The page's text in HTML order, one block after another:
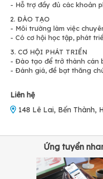
- Hỗ trợ đầy đủ các khoản
2. ĐÀO TẠO
- Môi trường làm việc
- Có cơ hội học tập, phát
3. CƠ HỘI PHÁT TRIỂN
- Đào tạo để trở thành cán
- Đánh giá, đề bạt thăng
Liên hệ
148 Lê Lai, Bến Thành,
Ứng tuyển